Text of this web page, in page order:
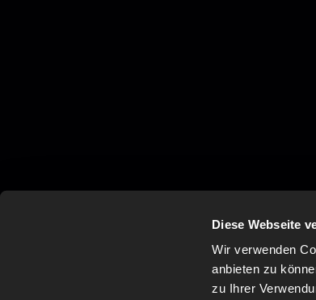
Diese Webseite
Wir verwenden
anbieten zu
zu Ihrer